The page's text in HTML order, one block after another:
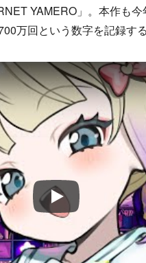
YAMERO」。本作も
万回という数字を記録す
Play